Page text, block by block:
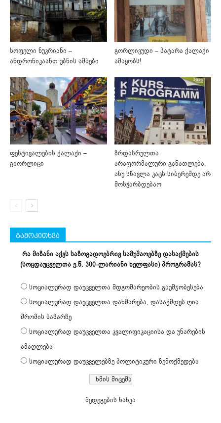
სოფელი ნუკრიანი –
ანდრონიკაანთ უბნის ამბები
გორლივუდი – პატარა ქალაქი
ამაყობს!
ფესტივალების ქალაქი –
გიორლიცი
ზრდასრულთა
არაფორმალური განათლება,
ანუ სწავლა კაცს სიბერემდე არ
მოსჭარბდებაო
გამოკითხვა
რა მიზანი აქვს საზოგადოებრივ სამუშაოებზე დასაქმების
(სოცდაუცველთა ე.წ. 300-ლარიანი ხელფასი) პროგრამას?
სოციალურად დაუცველთა მდგომარეობის გაუმჯობესება
სოციალურად დაუცველთა დახმარება, დასაქმდეს ღია
შრომის ბაზარზე
სოციალურად დაუცველთა კვალიფიკაციისა და უნარების
ამაღლება
სოციალურად დაუცველებზე პოლიტიკური ზემოქმედება
შედეგების ნახვა